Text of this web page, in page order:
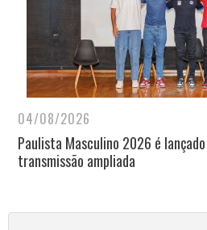
04/08/2026
Paulista Masculino 2026 é
transmissão ampliada